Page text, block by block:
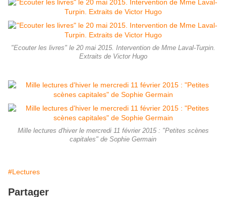
"Ecouter les livres" le 20 mai 2015. Intervention de Mme Laval-Turpin.
Extraits de Victor Hugo
Mille lectures d'hiver le mercredi 11 février 2015 : "Petites scènes
capitales" de Sophie Germain
#Lectures
Partager